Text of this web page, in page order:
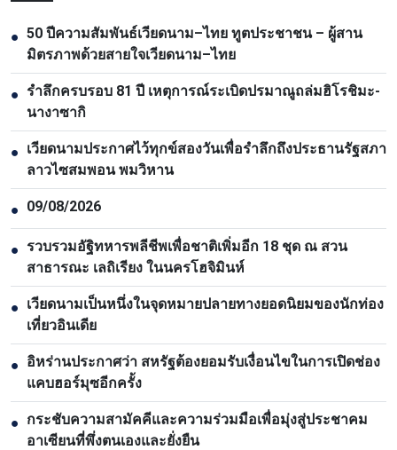
● 50 ปีความสัมพันธ์เวียดนาม–ไทย ทูตประชาชน – ผู้สาน
มิตรภาพด้วยสายใจเวียดนาม–ไทย
● รำลึกครบรอบ 81 ปี เหตุการณ์ระเบิดปรมาณูถล่มฮิโรชิมะ-
นางาซากิ
● เวียดนามประกาศไว้ทุกข์สองวันเพื่อรำลึกถึงประธานรัฐสภา
ลาวไซสมพอน พมวิหาน
● 09/08/2026
● รวบรวมอัฐิทหารพลีชีพเพื่อชาติเพิ่มอีก 18 ชุด ณ สวน
สาธารณะ เลถิเรียง ในนครโฮจิมินห์
● เวียดนามเป็นหนึ่งในจุดหมายปลายทางยอดนิยมของนักท่อง
เที่ยวอินเดีย
● อิหร่านประกาศว่า สหรัฐต้องยอมรับเงื่อนไขในการเปิดช่อง
แคบฮอร์มุซอีกครั้ง
● กระชับความสามัคคีและความร่วมมือเพื่อมุ่งสู่ประชาคม
อาเซียนที่พึ่งตนเองและยั่งยืน